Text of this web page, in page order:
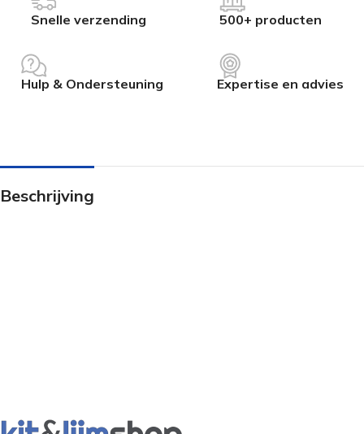
Snelle verzending 500+ producten
Hulp & Ondersteuning Expertise en advies
Beschrijving